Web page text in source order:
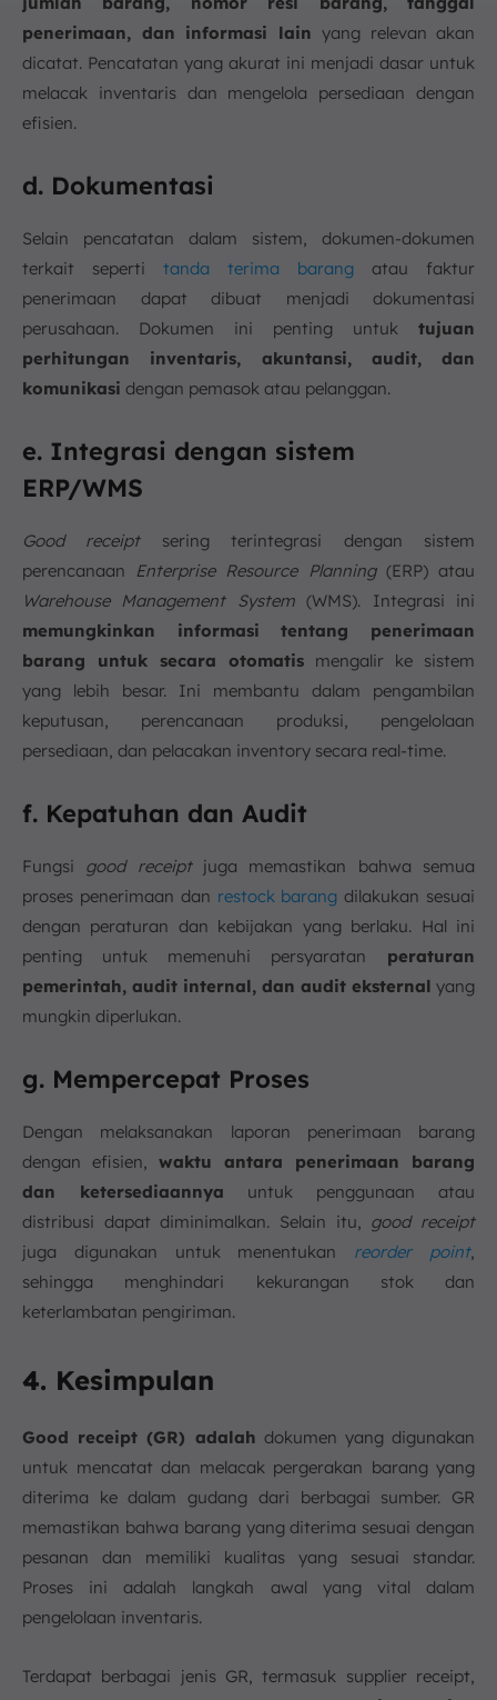
penerimaan, dan informasi lain yang relevan akan
dicatat. Pencatatan yang akurat ini menjadi dasar untuk
melacak inventaris dan mengelola persediaan dengan
efisien.
d. Dokumentasi
Selain pencatatan dalam sistem, dokumen-dokumen
terkait seperti tanda terima barang atau faktur
penerimaan dapat dibuat menjadi dokumentasi
perusahaan. Dokumen ini penting untuk tujuan
perhitungan inventaris, akuntansi, audit, dan
komunikasi dengan pemasok atau pelanggan.
e. Integrasi dengan sistem
ERP/WMS
Good receiptsering terintegrasi dengan sistem
perencanaan Enterprise Resource Planning(ERP) atau
Warehouse Management System(WMS). Integrasi ini
memungkinkan informasi tentang penerimaan
barang untuk secara otomatis mengalir ke sistem
yang lebih besar. Ini membantu dalam pengambilan
keputusan, perencanaan produksi, pengelolaan
persediaan, dan pelacakan inventory secara real-time.
f. Kepatuhan dan Audit
Fungsi good receiptjuga memastikan bahwa semua
proses penerimaan dan restock barang dilakukan sesuai
dengan peraturan dan kebijakan yang berlaku. Hal ini
penting untuk memenuhi persyaratan peraturan
pemerintah, audit internal, dan audit eksternal yang
mungkin diperlukan.
g. Mempercepat Proses
Dengan melaksanakan laporan penerimaan barang
dengan efisien, waktu antara penerimaan barang
dan ketersediaannya untuk penggunaan atau
distribusi dapat diminimalkan. Selain itu, good receipt
juga digunakan untuk menentukan reorder point,
sehingga menghindari kekurangan stok dan
keterlambatan pengiriman.
4. Kesimpulan
Good receipt (GR) adalah dokumen yang digunakan
untuk mencatat dan melacak pergerakan barang yang
diterima ke dalam gudang dari berbagai sumber. GR
memastikan bahwa barang yang diterima sesuai dengan
pesanan dan memiliki kualitas yang sesuai standar.
Proses ini adalah langkah awal yang vital dalam
pengelolaan inventaris.
Terdapat berbagai jenis GR, termasuk supplier receipt,